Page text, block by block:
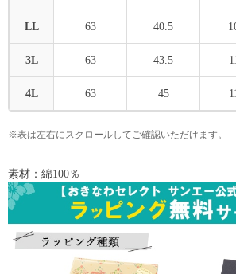
LL 63 40.5
3L 63 43.5
4L 63 45
※表は左右にスクロールしてご確認いただけます。
素材：綿100％